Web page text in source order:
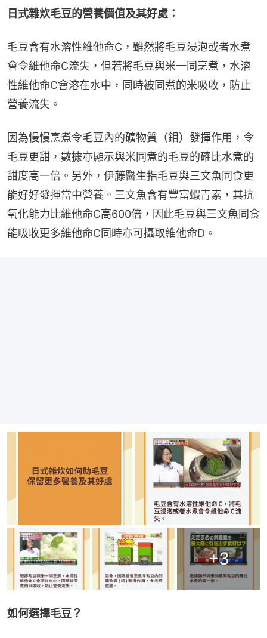
日式雜炊毛豆的營養價值及其好處：
毛豆含有水溶性維他命C，雖然將毛豆浸泡或者水煮
會令維他命C流失，但若將毛豆與米一同烹煮，水溶
性維他命C會溶在水中，同時被同煮的米吸收，防止
營養流失。
因為慢慢烹煮令毛豆內的礦物質（鉬）發揮作用，令
毛豆更甜，數據亦顯示與米同煮的毛豆的確比水煮的
甜度高一倍。另外，伊藤醫生指毛豆與三文魚同食更
能好好發揮當中營養。三文魚含有豐富蝦青素，其抗
氧化能力比維他命C高600倍，因此毛豆與三文魚同食
能吸收更多維他命C同時亦可攝取維他命D。
+3
如何選擇毛豆？